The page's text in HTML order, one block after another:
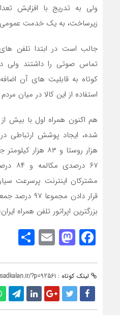
ولی به تدریج با افزایش
زیرساخت، به یک خدمت
جالب است در ابتدا تلفن
کوتاه به قابلیت های آن
استفاده از این کالا در میان
هزار روستا و ۸۳
مشترکان اینترنت پرسرعت
قرار دادن
بزرگترین اپراتور تلفن همراه
Facebook
Email
لینک کوتاه : ?p=92561